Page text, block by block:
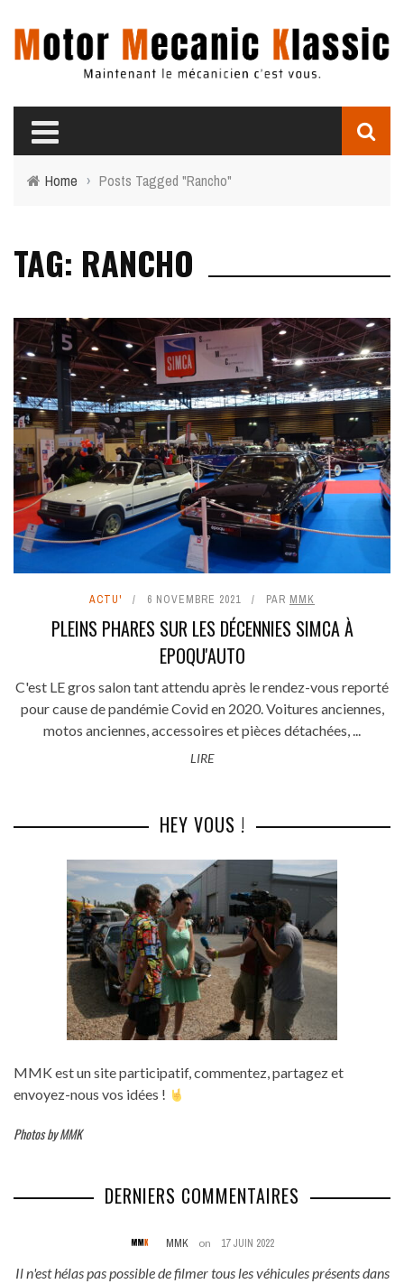
Home › Posts Tagged "Rancho"
TAG: RANCHO
ACTU' 6 NOVEMBRE 2021 PAR MMK
PLEINS PHARES SUR LES DÉCENNIES SIMCA À
EPOQU'AUTO
C'est LE gros salon tant attendu après le rendez-vous reporté
pour cause de pandémie Covid en 2020. Voitures anciennes,
motos anciennes, accessoires et pièces détachées, ...
LIRE
HEY VOUS !
MMK est un site participatif, commentez, partagez et
envoyez-nous vos idées !
Photos by MMK
DERNIERS COMMENTAIRES
MMK on 17 JUIN 2022
Il n'est hélas pas possible de filmer tous les véhicules présents dans